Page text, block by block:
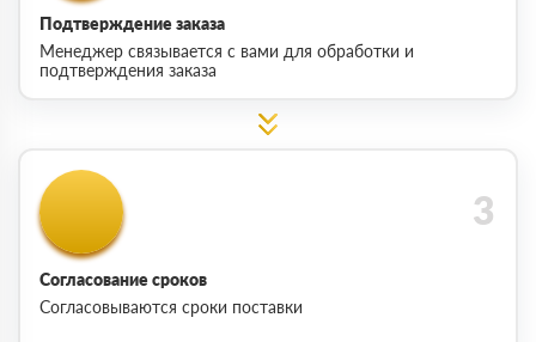
Подтверждение заказа
Менеджер связывается с вами для обработки и
подтверждения заказа
Согласование сроков
Согласовываются сроки поставки